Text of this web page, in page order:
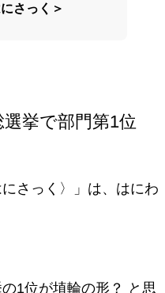
さっく＞
挙で部門第1位
さっく〉」は、はにわ
1位が埴輪の形？ と思